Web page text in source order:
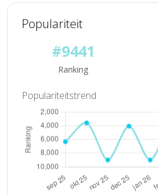
Populariteit
#9441
Ranking
Populariteitstrend